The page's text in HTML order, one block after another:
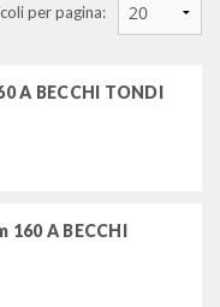
per pagina:
A BECCHI TONDI
160 A BECCHI